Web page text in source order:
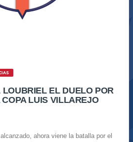
EL DUELO POR
LUIS VILLAREJO
ahora viene la batalla por el